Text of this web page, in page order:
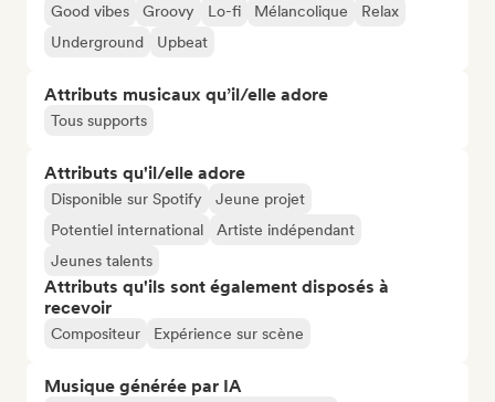
Good vibes
Groovy Lo-fi Mélancolique
Relax
Underground
Upbeat
Attributs musicaux qu’il/elle adore
Tous supports
Attributs qu'il/elle adore
Disponible sur Spotify
Jeune projet
Potentiel international
Artiste indépendant
Jeunes talents
Attributs qu'ils sont également disposés à
recevoir
Compositeur Expérience sur scène
Musique générée par IA